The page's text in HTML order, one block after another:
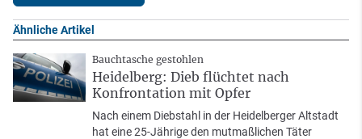
Ähnliche Artikel
Bauchtasche gestohlen
Heidelberg: Dieb flüchtet nach
Konfrontation mit Opfer
Nach einem Diebstahl in der Heidelberger Altstadt
hat eine 25-Jährige den mutmaßlichen Täter